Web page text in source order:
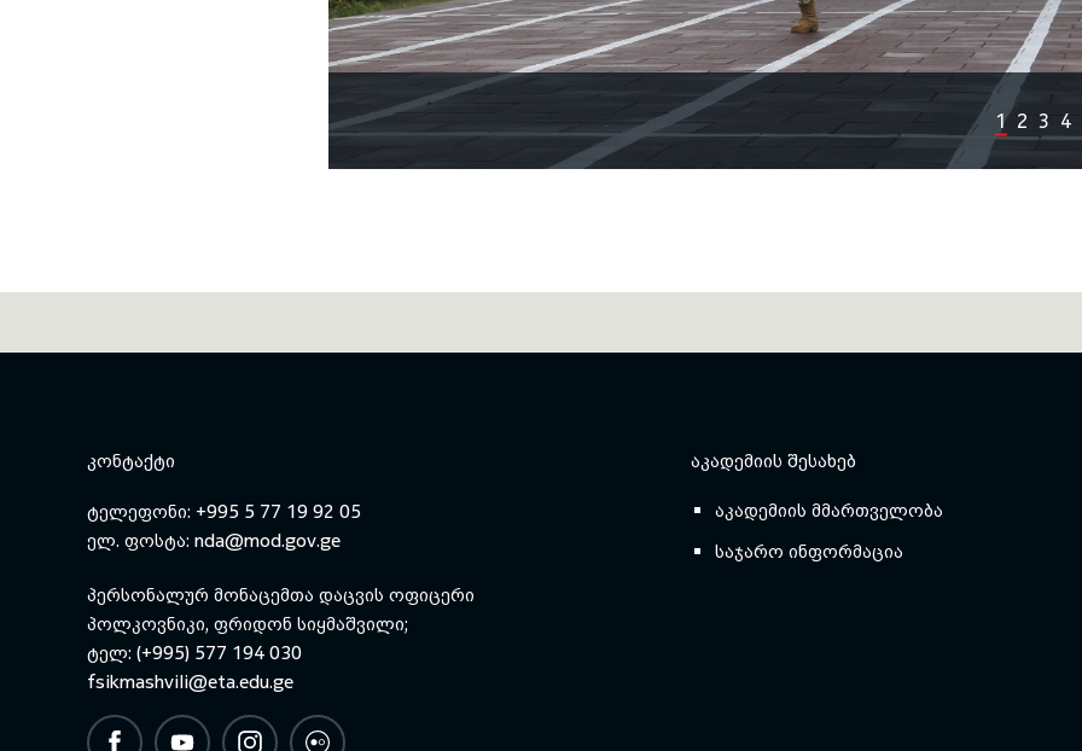
1 2 3 4
Next
ᲙᲝᲜᲢᲐᲥᲢᲘ
ტელეფონი: +995 5 77 19 92 05
ელ. ფოსტა: nda@mod.gov.ge
პერსონალურ მონაცემთა დაცვის ოფიცერი
პოლკოვნიკი, ფრიდონ სიყმაშვილი;
ტელ: (+995) 577 194 030
fsikmashvili@eta.edu.ge
ᲐᲙᲐᲓᲔᲛᲘᲘᲡ ᲨᲔᲡᲐᲮᲔᲑ
აკადემიის მმართველობა
საჯარო ინფორმაცია